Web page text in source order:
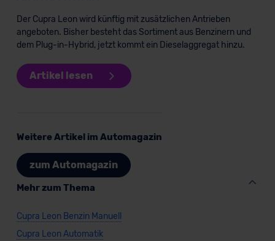
Der Cupra Leon wird künftig mit zusätzlichen Antrieben
angeboten. Bisher besteht das Sortiment aus Benzinern und
dem Plug-in-Hybrid, jetzt kommt ein Dieselaggregat hinzu.
Artikel lesen
Weitere Artikel im Automagazin
zum Automagazin
Mehr zum Thema
Cupra Leon Benzin Manuell
Cupra Leon Automatik